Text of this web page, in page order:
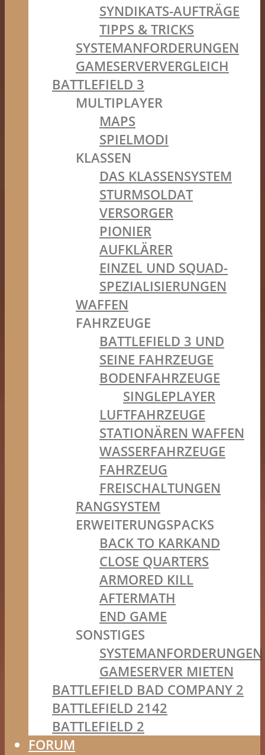
SYNDIKATS-AUFTRÄGE
TIPPS & TRICKS
SYSTEMANFORDERUNGEN
GAMESERVERVERGLEICH
BATTLEFIELD 3
MULTIPLAYER
MAPS
SPIELMODI
KLASSEN
DAS KLASSENSYSTEM
STURMSOLDAT
VERSORGER
PIONIER
AUFKLÄRER
EINZEL UND SQUAD-
SPEZIALISIERUNGEN
WAFFEN
FAHRZEUGE
BATTLEFIELD 3 UND
SEINE FAHRZEUGE
BODENFAHRZEUGE
SINGLEPLAYER
LUFTFAHRZEUGE
STATIONÄREN WAFFEN
WASSERFAHRZEUGE
FAHRZEUG
FREISCHALTUNGEN
RANGSYSTEM
ERWEITERUNGSPACKS
BACK TO KARKAND
CLOSE QUARTERS
ARMORED KILL
AFTERMATH
END GAME
SONSTIGES
SYSTEMANFORDERUNGEN
GAMESERVER MIETEN
BATTLEFIELD BAD COMPANY 2
BATTLEFIELD 2142
BATTLEFIELD 2
FORUM